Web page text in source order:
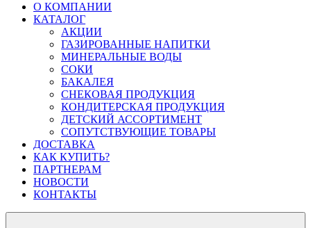
О КОМПАНИИ
КАТАЛОГ
АКЦИИ
ГАЗИРОВАННЫЕ НАПИТКИ
МИНЕРАЛЬНЫЕ ВОДЫ
СОКИ
БАКАЛЕЯ
СНЕКОВАЯ ПРОДУКЦИЯ
КОНДИТЕРСКАЯ ПРОДУКЦИЯ
ДЕТСКИЙ АССОРТИМЕНТ
СОПУТСТВУЮЩИЕ ТОВАРЫ
ДОСТАВКА
КАК КУПИТЬ?
ПАРТНЕРАМ
НОВОСТИ
КОНТАКТЫ